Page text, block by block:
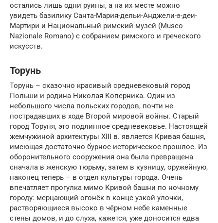
остались лишь одни руины, а на их месте можно
увидеть базилику Санта-Мария-дельи-Анджели-э-деи-
Мартири и Национальный римский музей (Museo
Nazionale Romano) с собранием римского и греческого
искусств.
Торунь
Торунь – сказочно красивый средневековый город
Польши и родина Николая Коперника. Один из
небольшого числа польских городов, почти не
пострадавших в ходе Второй мировой войны. Старый
город Торуня, это подлинное средневековье. Настоящей
жемчужиной архитектуры XIII в. является Кривая башня,
имеющая достаточно бурное историческое прошлое. Из
оборонительного сооружения она была превращена
сначала в женскую тюрьму, затем в кузницу, оружейную,
наконец теперь – в отдел культуры города. Очень
впечатляет прогулка мимо Кривой башни по ночному
городу: мерцающий огонёк в конце узкой улочки,
растворяющиеся высоко в чёрном небе каменные
стены домов, и до слуха, кажется, уже доносится едва